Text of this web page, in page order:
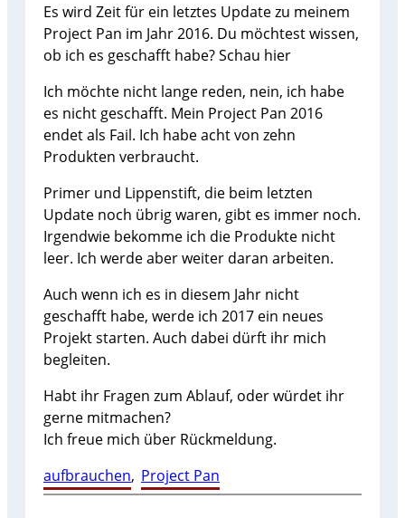
Es wird Zeit für ein letztes Update zu meinem
Project Pan im Jahr 2016. Du möchtest wissen,
ob ich es geschafft habe? Schau hier
Ich möchte nicht lange reden, nein, ich habe
es nicht geschafft. Mein Project Pan 2016
endet als Fail. Ich habe acht von zehn
Produkten verbraucht.
Primer und Lippenstift, die beim letzten
Update noch übrig waren, gibt es immer noch.
Irgendwie bekomme ich die Produkte nicht
leer. Ich werde aber weiter daran arbeiten.
Auch wenn ich es in diesem Jahr nicht
geschafft habe, werde ich 2017 ein neues
Projekt starten. Auch dabei dürft ihr mich
begleiten.
Habt ihr Fragen zum Ablauf, oder würdet ihr
gerne mitmachen?
Ich freue mich über Rückmeldung.
aufbrauchen, Project Pan